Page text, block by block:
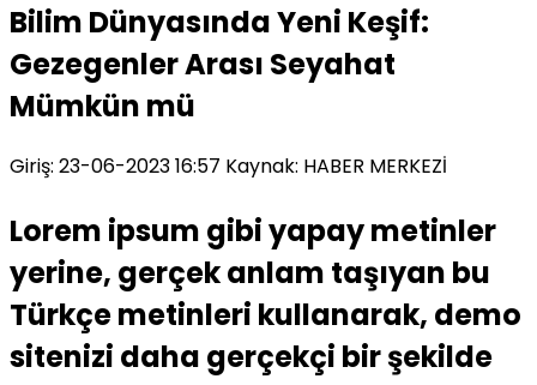
Bilim Dünyasında Yeni Keşif:
Gezegenler Arası Seyahat
Mümkün mü
Giriş: 23-06-2023 16:57 Kaynak: HABER MERKEZİ
Lorem ipsum gibi yapay metinler
yerine, gerçek anlam taşıyan bu
Türkçe metinleri kullanarak, demo
sitenizi daha gerçekçi bir şekilde